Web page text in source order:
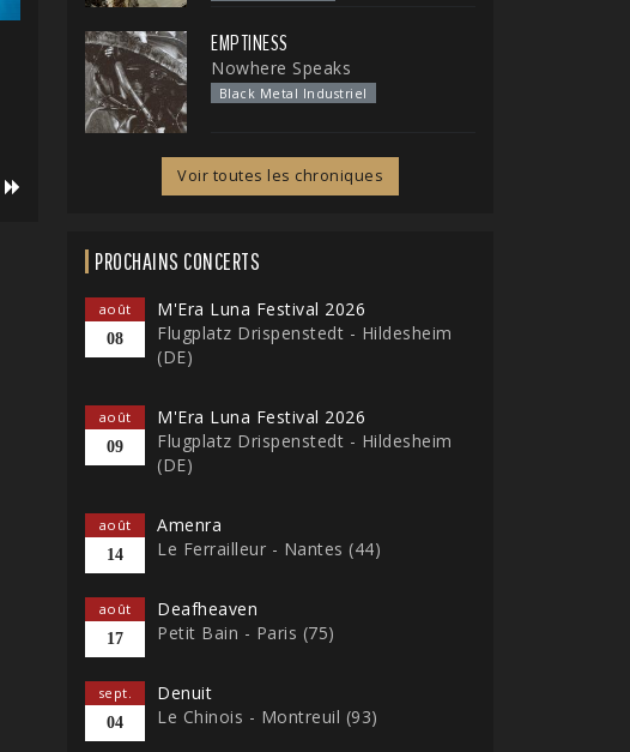
EMPTINESS
Nowhere Speaks
Black Metal Industriel
Voir toutes les chroniques
PROCHAINS CONCERTS
août
08
M'Era Luna Festival 2026
Flugplatz Drispenstedt - Hildesheim
(DE)
août
09
M'Era Luna Festival 2026
Flugplatz Drispenstedt - Hildesheim
(DE)
août
14
Amenra
Le Ferrailleur - Nantes (44)
août
17
Deafheaven
Petit Bain - Paris (75)
sept.
04
Denuit
Le Chinois - Montreuil (93)